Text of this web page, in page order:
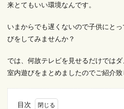
来とてもいい環境なんです。
いまからでも遅くないので子供にと
びをしてみませんか？
では、何故テレビを見せるだけでは
室内遊びをまとめましたのでご紹介致
目次